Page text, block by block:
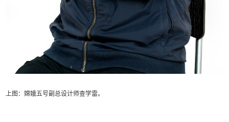
上图：嫦娥五号副总设计师查学雷。